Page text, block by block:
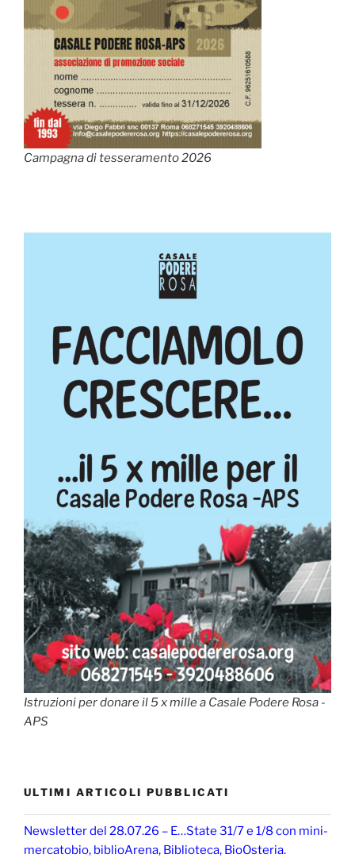
Campagna di tesseramento 2026
Istruzioni per donare il 5 x mille a Casale Podere Rosa -
APS
ULTIMI ARTICOLI PUBBLICATI
Newsletter del 28.07.26 – E…State 31/7 e 1/8 con mini-
mercatobio, biblioArena, Biblioteca, BioOsteria.